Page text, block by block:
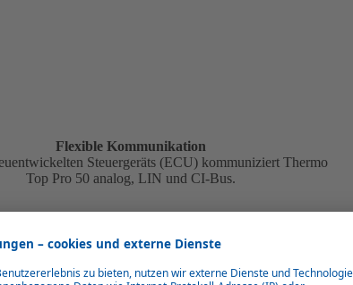
Flexible Kommunikation
Steuergeräts (ECU) kommuniziert Thermo
Top Pro 50 analog, LIN und CI-Bus.